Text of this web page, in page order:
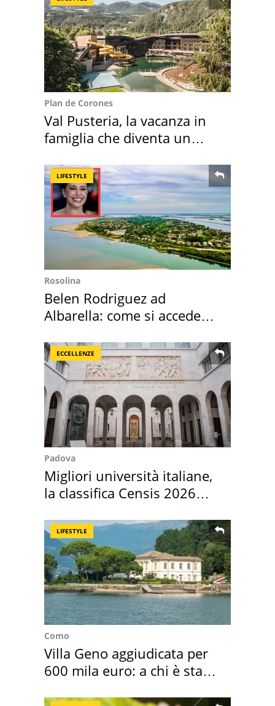
Plan de Corones
Val Pusteria, la vacanza in
famiglia che diventa un
LIFESTYLE
Rosolina
Belen Rodriguez ad
Albarella: come si accede
ECCELLENZE
Padova
Migliori università italiane,
la classifica Censis 2026
LIFESTYLE
Como
Villa Geno aggiudicata per
600 mila euro: a chi è stata